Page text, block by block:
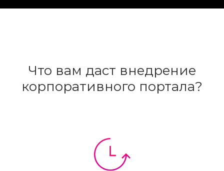
Что вам даст внедрение
корпоративного портала?